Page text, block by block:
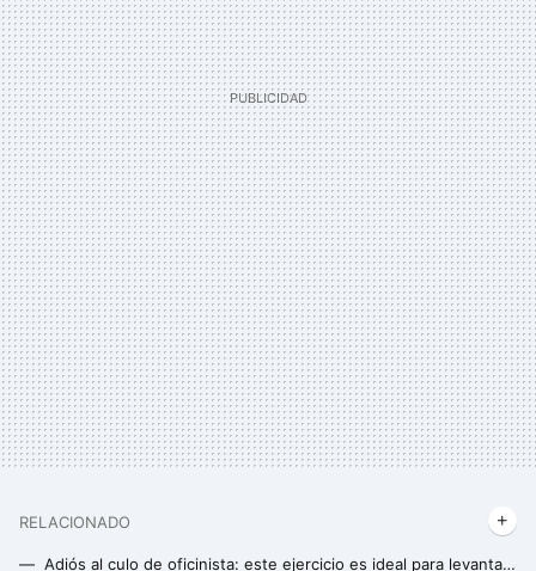
RELACIONADO
Adiós al culo de oficinista: este ejercicio es ideal para levantar un trasero caído y fortalecer glúteos